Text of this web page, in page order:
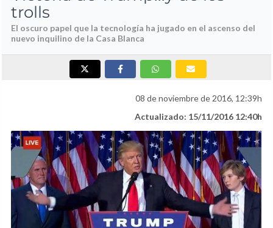
trolls
El oscuro papel que la tecnología ha jugado en el ascenso del
nuevo inquilino de la Casa Blanca
08 de noviembre de 2016, 12:39h
Actualizado: 15/11/2016 12:40h